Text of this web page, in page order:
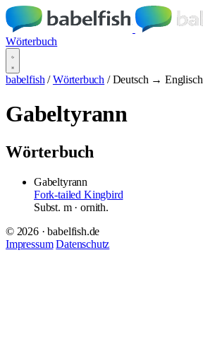
Wörterbuch
babelfish / Wörterbuch / Deutsch → Englisch
Gabeltyrann
Wörterbuch
Gabeltyrann
Fork-tailed Kingbird
Subst. m· ornith.
© 2026 · babelfish.de
Impressum Datenschutz